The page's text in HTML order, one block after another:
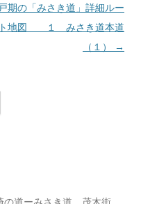
期の「みさき道」詳細ルー
ト地図 １ みさき道本道
（１）
→